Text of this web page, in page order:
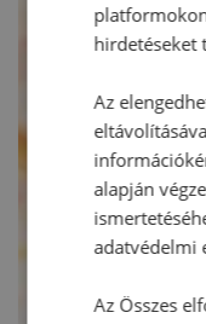
hirdetéseket
Az
alapján
adatvédelmi
Az Összes